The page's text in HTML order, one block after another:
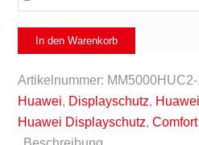
GLAS
Huawei
P30
Pro
-
Comfort
Menge
In den Warenkorb
Artikelnummer: MM5000HUC2-
Huawei, Displayschutz,
Huawei Displayschutz,